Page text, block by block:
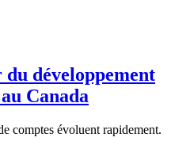
développement
Canada
comptes évoluent rapidement.